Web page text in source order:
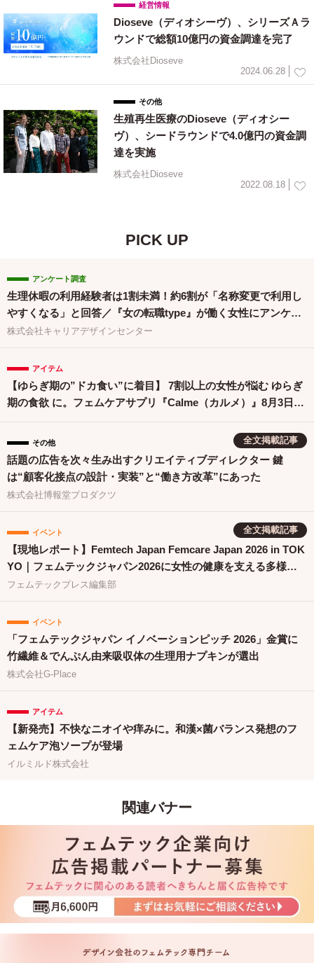
経営情報
Dioseve（ディオシーヴ）、シリーズＡラ
ウンドで総額10億円の資金調達を完了
株式会社Dioseve
2024.06.28
その他
生殖再生医療のDioseve（ディオシー
ヴ）、シードラウンドで4.0億円の資金調
達を実施
株式会社Dioseve
2022.08.18
PICK UP
アンケート調査
生理休暇の利用経験者は1割未満！約6割が「名称変更で利用し
やすくなる」と回答／『女の転職type』が働く女性にアンケー
ト【第134回】
株式会社キャリアデザインセンター
アイテム
【ゆらぎ期の”ドカ食い”に着目】 7割以上の女性が悩む ゆらぎ
期の食欲 に。フェムケアサプリ『Calme（カルメ）』8月3日新
全文掲載記事
その他
話題の広告を次々生み出すクリエイティブディレクター 鍵
は“顧客化接点の設計・実装”と“働き方改革”にあった
株式会社博報堂プロダクツ
全文掲載記事
イベント
【現地レポート】Femtech Japan Femcare Japan 2026 in TOK
YO｜フェムテックジャパン2026に女性の健康を支える多様な
取り組みが集結
フェムテックプレス編集部
イベント
「フェムテックジャパン イノベーションピッチ 2026」金賞に
竹繊維＆でんぷん由来吸収体の生理用ナプキンが選出
株式会社G-Place
アイテム
【新発売】不快なニオイや痒みに。和漢×菌バランス発想のフ
ェムケア泡ソープが登場
イルミルド株式会社
関連バナー